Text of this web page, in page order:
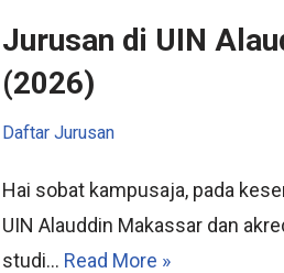
Jurusan di UIN
(2026)
Daftar Jurusan
Hai sobat kampusaja, pada
UIN Alauddin Makassar dan
studi… Read More »